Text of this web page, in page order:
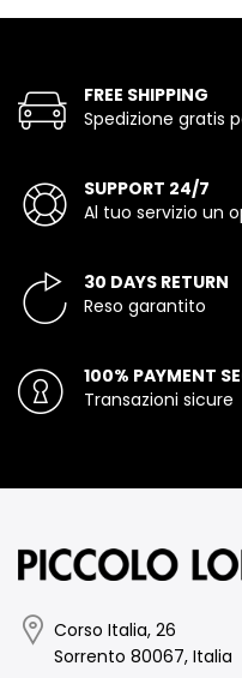
FREE SHIPPING
Spedizione gratis
SUPPORT 24/7
Al tuo servizio un
30 DAYS RETURN
Reso garantito
100% PAYMENT
Transazioni sicure
Corso Italia, 26
Sorrento 80067, Italia